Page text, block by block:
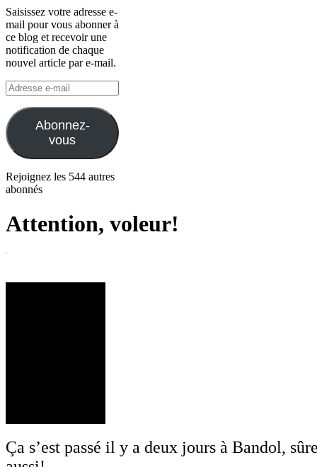
Saisissez votre adresse e-
mail pour vous abonner à
ce blog et recevoir une
notification de chaque
nouvel article par e-mail.
Adresse
e-
mail
Abonnez-
vous
Rejoignez les 544 autres
abonnés
Attention, voleur!
Ça s’est passé il y a deux jours à Bandol,